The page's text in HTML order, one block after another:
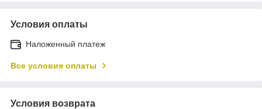
Условия оплаты
Наложенный платеж
Все условия оплаты
Условия возврата